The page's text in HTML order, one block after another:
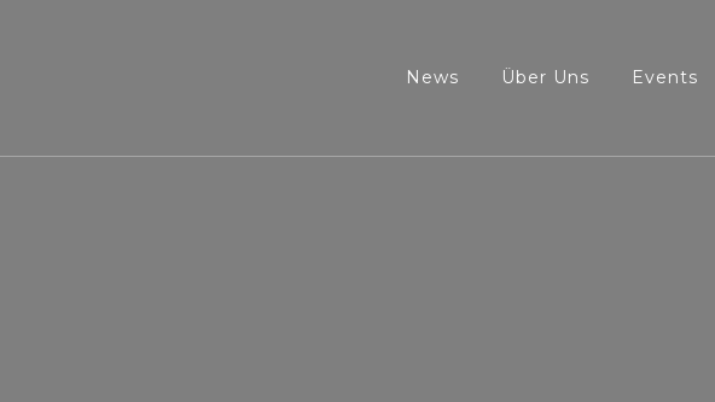
News Über Uns Events